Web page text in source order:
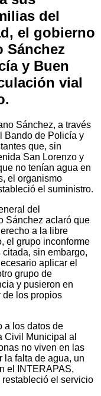
del
el gobierno
Sánchez
y Buen
vial
Sánchez, a través
Bando de Policía y
que, sin
San Lorenzo y
no tenían agua en
el organismo
el suministro.
del
Sánchez aclaró que
a la libre
el grupo inconforme
sin embargo,
aplicar el
grupo de
y pusieron en
de los propios
a los datos de
Civil Municipal al
no viven en las
la falta de agua, un
el INTERAPAS,
el servicio